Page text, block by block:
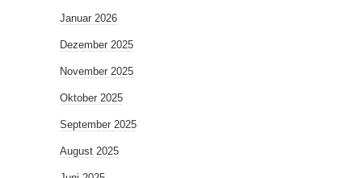
Januar 2026
Dezember 2025
November 2025
Oktober 2025
September 2025
August 2025